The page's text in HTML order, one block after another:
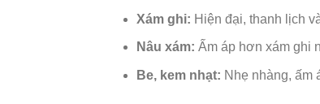
Xám ghi: Hiện đại, thanh lịch
Nâu xám: Ấm áp hơn xám ghi
Be, kem nhạt: Nhẹ nhàng, ấm